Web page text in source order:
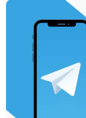
https://t.me/minskctvby